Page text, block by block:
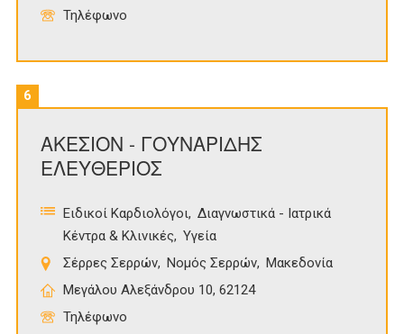
Τηλέφωνο
6
ΑΚΕΣΙΟΝ - ΓΟΥΝΑΡΙΔΗΣ
ΕΛΕΥΘΕΡΙΟΣ
Ειδικοί Καρδιολόγοι Διαγνωστικά - Ιατρικά
Κέντρα & Κλινικές
Υγεία
Σέρρες Σερρών
Νομός Σερρών
Μακεδονία
Μεγάλου Αλεξάνδρου 10, 62124
Τηλέφωνο